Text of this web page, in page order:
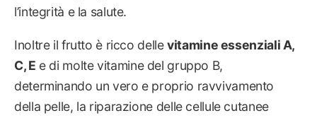
l’integrità e la salute.
Inoltre il frutto è ricco dellevitamine essenziali A,
C, E e di molte vitamine del gruppo B,
determinando un vero e proprio ravvivamento
della pelle, la riparazione delle cellule cutanee